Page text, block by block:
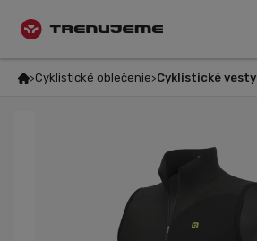
Cyklistické oblečenie Cyklistické vesty